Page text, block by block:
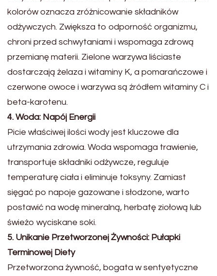
kolorów oznacza zróżnicowanie składników
odżywczych. Zwiększa to odporność organizmu,
chroni przed schwytaniami i wspomaga zdrową
przemianę materii. Zielone warzywa liściaste
dostarczają żelaza i witaminy K, a pomarańczowe i
czerwone owoce i warzywa są źródłem witaminy C i
beta-karotenu.
4. Woda: Napój Energii
Picie właściwej ilości wody jest kluczowe dla
utrzymania zdrowia. Woda wspomaga trawienie,
transportuje składniki odżywcze, reguluje
temperaturę ciała i eliminuje toksyny. Zamiast
sięgać po napoje gazowane i słodzone, warto
postawić na wodę mineralną, herbatę ziołową lub
świeżo wyciskane soki.
5. Unikanie Przetworzonej Żywności: Pułapki
Terminowej Diety
Przetworzona żywność, bogata w sentyetyczne